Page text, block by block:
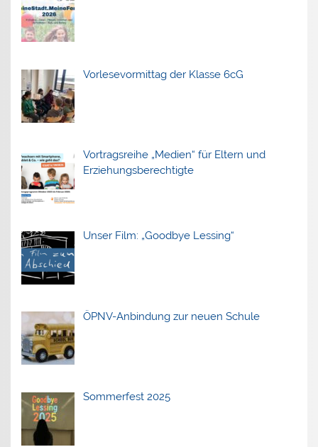
Vorlesevormittag der Klasse 6cG
Vortragsreihe „Medien“ für Eltern und
Erziehungsberechtigte
Unser Film: „Goodbye Lessing“
ÖPNV-Anbindung zur neuen Schule
Sommerfest 2025